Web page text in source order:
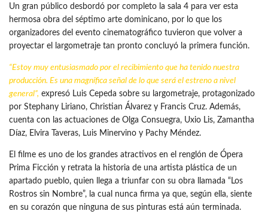
Un gran público desbordó por completo la sala 4 para ver esta
hermosa obra del séptimo arte dominicano, por lo que los
organizadores del evento cinematográfico tuvieron que volver a
proyectar el largometraje tan pronto concluyó la primera función.
“Estoy muy entusiasmado por el recibimiento que ha tenido nuestra
producción. Es una magnífica señal de lo que será el estreno a nivel
general”, expresó Luis Cepeda sobre su largometraje, protagonizado
por Stephany Liriano, Christian Álvarez y Francis Cruz. Además,
cuenta con las actuaciones de Olga Consuegra, Uxio Lis, Zamantha
Díaz, Elvira Taveras, Luis Minervino y Pachy Méndez.
El filme es uno de los grandes atractivos en el renglón de Ópera
Prima Ficción y retrata la historia de una artista plástica de un
apartado pueblo, quien llega a triunfar con su obra llamada “Los
Rostros sin Nombre”, la cual nunca firma ya que, según ella, siente
en su corazón que ninguna de sus pinturas está aún terminada.